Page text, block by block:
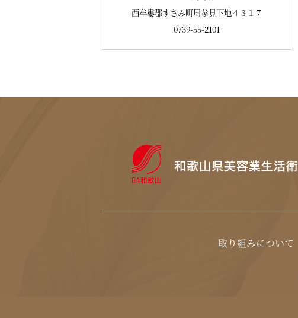
西牟婁郡すさみ町周参見下地４３１７
0739-55-2101
取り組みについて